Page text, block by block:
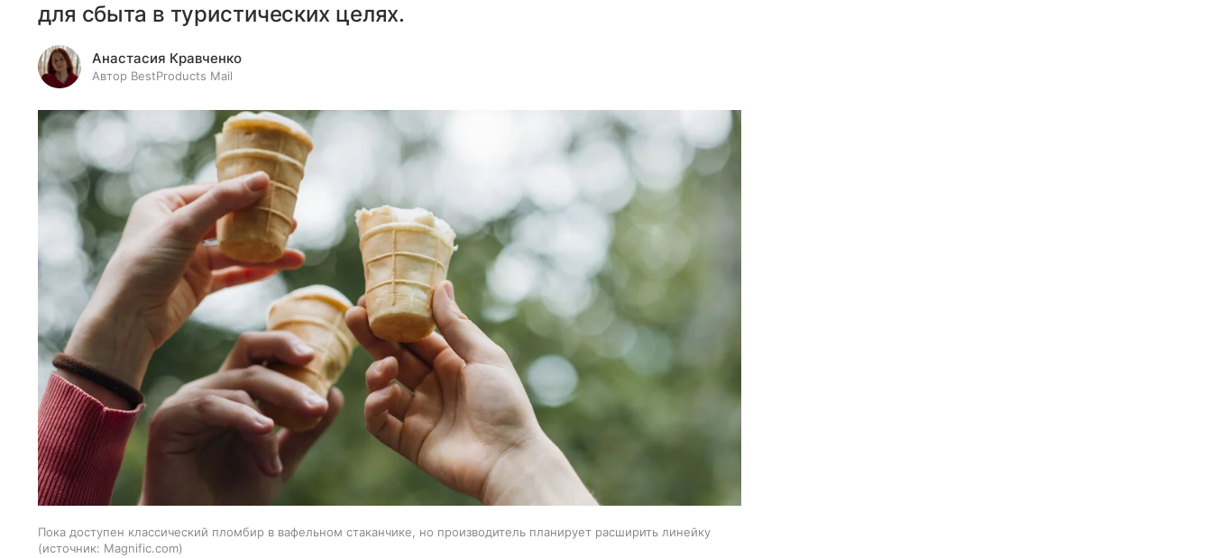
для сбыта в туристических целях.
Анастасия Кравченко
Автор BestProducts Mail
Пока доступен классический пломбир в вафельном стаканчике, но производитель планирует расширить линейку
источник: Magnific.com